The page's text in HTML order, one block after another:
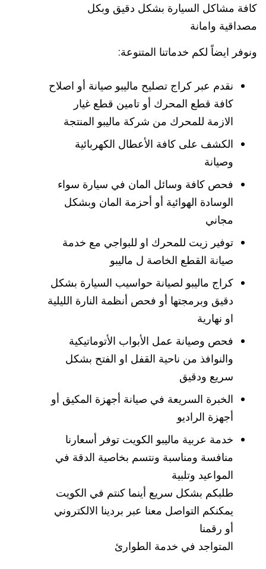
كافة مشاكل السيارة بشكل دقيق وبكل
مصداقية وامانة
ونوفر ايضاً لكم خدماتنا المتنوعة:
نقدم عبر كراج تصليح ماليبو صيانة أو اصلاح
كافة قطع المحرك أو تامين قطع غيار
الازمة للمحرك من شركة ماليبو المنتجة
الكشف على كافة الأعطال الكهربائية
وصيانة
فحص كافة وسائل المان في سيارة سواء
الوسادة الهوائية أو أحزمة المان وبشكل
مجاني
توفير زيت للمحرك او للبواجي مع خدمة
صيانة القطع الخاصة ل ماليبو
كراج ماليبو لصيانة حواسيب السيارة بشكل
دقيق وبرمجتها أو فحص أنظمة النارة الليلية
او نهارية
فحص وصيانة عمل الأبواب الأتوماتيكية
والنوافذ من ناحية القفل او الفتح بشكل
سريع ودقيق
الخبرة السريعة في صيانة أجهزة المكيق أو
أجهزة الراديو
خدمة عربية ماليبو الكويت توفر أسعارنا
منافسة ومناسبة ونتسم بخاصية الدقة في
المواعيد وتلبية
طلبكم بشكل سريع أينما كنتم في الكويت
يمكنكم التواصل معنا عبر بردينا الالكتروني
أو رقمنا
المتواجد في خدمة الطوارئ